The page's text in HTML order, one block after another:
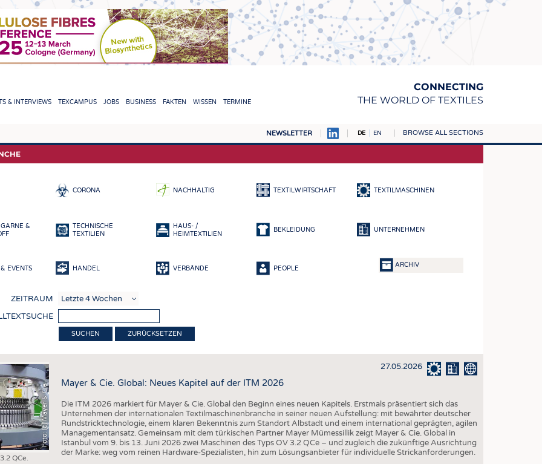
CONNECTING
THE WORLD OF TEXTILES
& INTERVIEWS TEXCAMPUS JOBS BUSINESS FAKTEN WISSEN TERMINE
NEWSLETTER DE EN BROWSE ALL SECTIONS
TEXTILE LEADERSHIP FASERN
GEWEBE
VLIESSTOFFE
NACHHALTIGKEIT
KREISLAUFWIRTSCHAFT
TECHNISCHE TEXTILIEN
SMART TEXTILES
CORONA NACHHALTIG TEXTILWIRTSCHAFT TEXTILMASCHINEN
&
TECHNISCHE
TEXTILIEN
HAUS- /
HEIMTEXTILIEN
BEKLEIDUNG UNTERNEHMEN
EVENTS HANDEL VERBÄNDE PEOPLE ARCHIV
ZEITRAUM
ZURÜCKSETZEN
Foto: (c) Mayer & Cie
QCe.
27.05.2026
Mayer & Cie. Global: Neues Kapitel auf der ITM 2026
Die ITM 2026 markiert für Mayer & Cie. Global den Beginn eines neuen Kapitels. Erstmals präsentiert sich das
Unternehmen der internationalen Textilmaschinenbranche in seiner neuen Aufstellung: mit bewährter deutscher
Rundstricktechnologie, einem klaren Bekenntnis zum Standort Albstadt und einem international geprägten, agilen
Managementansatz. Gemeinsam mit dem türkischen Partner Mayer Mümessillik zeigt Mayer & Cie. Global in
Istanbul vom 9. bis 13. Juni 2026 zwei Maschinen des Typs OV 3.2 QCe – und zugleich die zukünftige Ausrichtung
der Marke: weg vom reinen Hardware-Spezialisten, hin zum Lösungsanbieter für individuelle Strickanforderungen.